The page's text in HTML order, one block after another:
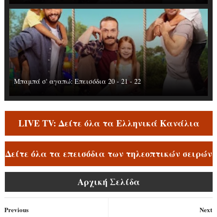
Μπαμπά σ' αγαπώ: Επεισόδια 20 - 21 - 22
LIVE TV: Δείτε όλα τα Ελληνικά Κανάλια
Δείτε όλα τα επεισόδια των τηλεοπτικών σειρών
Αρχική Σελίδα
Next
Previous